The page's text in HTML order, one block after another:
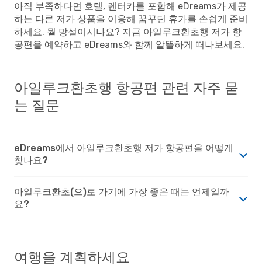
아직 부족하다면 호텔, 렌터카를 포함해 eDreams가 제공
하는 다른 저가 상품을 이용해 꿈꾸던 휴가를 손쉽게 준비
하세요. 뭘 망설이시나요? 지금 아일루크환초행 저가 항
공편을 예약하고 eDreams와 함께 알뜰하게 떠나보세요.
아일루크환초행 항공편 관련 자주 묻
는 질문
eDreams에서 아일루크환초행 저가 항공편을 어떻게
찾나요?
아일루크환초(으)로 가기에 가장 좋은 때는 언제일까
요?
여행을 계획하세요